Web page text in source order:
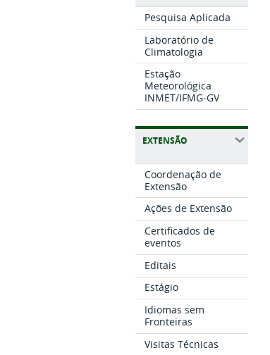
Pesquisa Aplicada
Laboratório de
Climatologia
Estação
Meteorológica
INMET/IFMG-GV
EXTENSÃO
Coordenação de
Extensão
Ações de Extensão
Certificados de
eventos
Editais
Estágio
Idiomas sem
Fronteiras
Visitas Técnicas